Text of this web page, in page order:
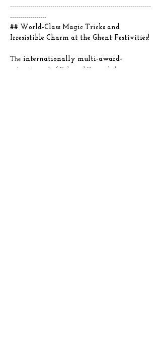
----------------------------------------------------------------------
------------------
## World-Class Magic Tricks and
Irresistible Charm at the Ghent Festivities!
The internationally multi-award-
winning act
of Rubi and Fernando brings